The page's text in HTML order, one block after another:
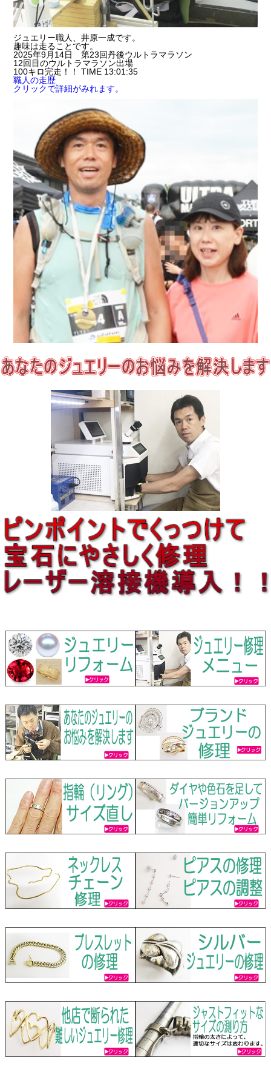
ジュエリー職人、井原一成です。
趣味は走ることです。
2025年9月14日 第23回丹後ウルトラマラソン
12回目のウルトラマラソン出場
100キロ完走！！ TIME 13:01:35
職人の走歴
クリックで詳細がみれます。